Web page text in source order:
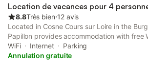
Location de vacances pour 4
8.8Très bien⋅12 avis
Located in Cosne Cours sur Loire in the
Papillon provides accommodation with free
private parking.
WiFi Internet
Parking
Annulation gratuite